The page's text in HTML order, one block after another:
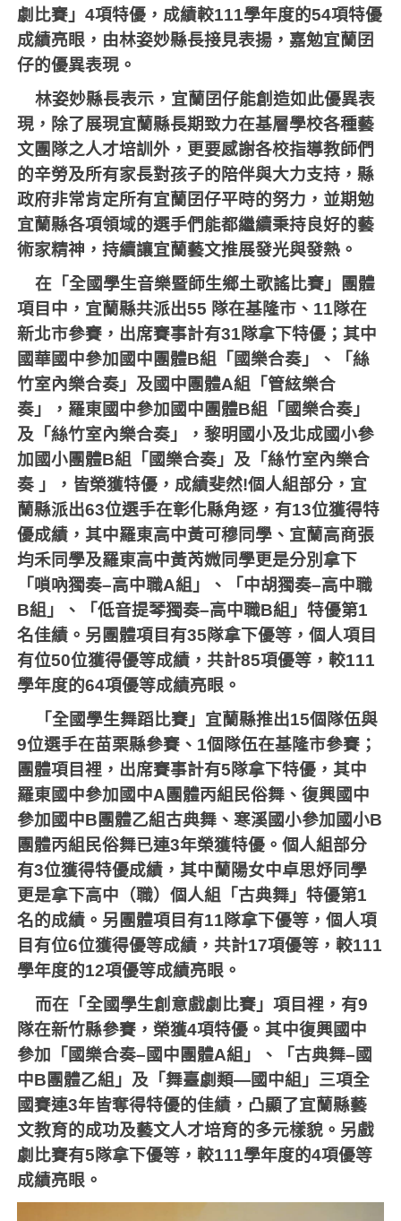
劇比賽」4項特優，成績較111學年度的54項特優
成績亮眼，由林姿妙縣長接見表揚，嘉勉宜蘭囝
仔的優異表現。
林姿妙縣長表示，宜蘭囝仔能創造如此優異表
現，除了展現宜蘭縣長期致力在基層學校各種藝
文團隊之人才培訓外，更要感謝各校指導教師們
的辛勞及所有家長對孩子的陪伴與大力支持，縣
政府非常肯定所有宜蘭囝仔平時的努力，並期勉
宜蘭縣各項領域的選手們能都繼續秉持良好的藝
術家精神，持續讓宜蘭藝文推展發光與發熱。
在「全國學生音樂暨師生鄉土歌謠比賽」團體
項目中，宜蘭縣共派出55 隊在基隆市、 11隊在
新北市參賽，出席賽事計有31隊拿下特優；其中
國華國中參加國中團體B組「國樂合奏」、「絲
竹室內樂合奏」及國中團體A組「管絃樂合
奏」，羅東國中參加國中團體B組「國樂合奏」
及「絲竹室內樂合奏」，黎明國小及北成國小參
加國小團體B組「國樂合奏」及「絲竹室內樂合
奏 」，皆榮獲特優，成績斐然!個人組部分，宜
蘭縣派出63位選手在彰化縣角逐，有13位獲得特
優成績，其中羅東高中黃可穆同學、宜蘭高商張
均禾同學及羅東高中黃芮媺同學更是分別拿下
「嗩吶獨奏–高中職A組」、「中胡獨奏–高中職
B組」、「低音提琴獨奏–高中職B組」特優第1
名佳績。另團體項目有35隊拿下優等，個人項目
有位50位獲得優等成績，共計85項優等，較111
學年度的64項優等成績亮眼。
「全國學生舞蹈比賽」宜蘭縣推出15個隊伍與
9位選手在苗栗縣參賽、 1個隊伍在基隆市參賽；
團體項目裡，出席賽事計有5隊拿下特優，其中
羅東國中參加國中A團體丙組民俗舞、復興國中
參加國中B團體乙組古典舞、寒溪國小參加國小B
團體丙組民俗舞已連3年榮獲特優。個人組部分
有3位獲得特優成績，其中蘭陽女中卓思妤同學
更是拿下高中（職）個人組「古典舞」特優第1
名的成績。另團體項目有11隊拿下優等，個人項
目有位6位獲得優等成績，共計17項優等，較111
學年度的12項優等成績亮眼。
而在「全國學生創意戲劇比賽」項目裡，有9
隊在新竹縣參賽，榮獲4項特優。其中復興國中
參加「國樂合奏–國中團體A組」、「古典舞–國
中B團體乙組」及「舞臺劇類—國中組」三項全
國賽連3年皆奪得特優的佳績，凸顯了宜蘭縣藝
文教育的成功及藝文人才培育的多元樣貌。另戲
劇比賽有5隊拿下優等，較111學年度的4項優等
成績亮眼。